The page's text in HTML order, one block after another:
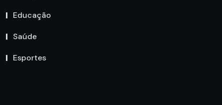
Educação
Saúde
Esportes